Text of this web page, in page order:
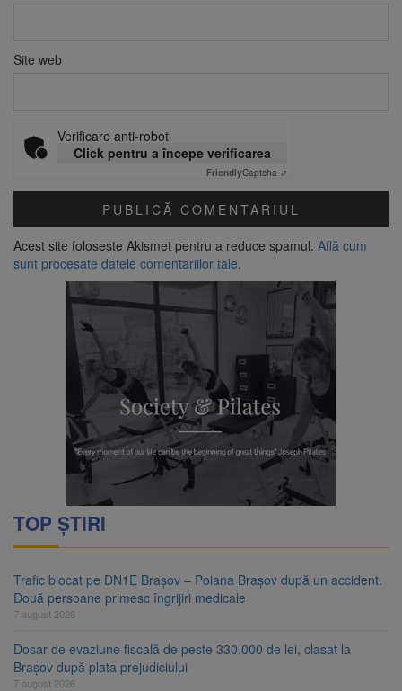
Site web
Verificare anti-robot
Click pentru a începe verificarea
FriendlyCaptcha ⇗
Acest site folosește Akismet pentru a reduce spamul. Află cum
sunt procesate datele comentariilor tale.
TOP ȘTIRI
Trafic blocat pe DN1E Brașov – Poiana Brașov după un accident.
Două persoane primesc îngrijiri medicale
7 august 2026
Dosar de evaziune fiscală de peste 330.000 de lei, clasat la
Brașov după plata prejudiciului
7 august 2026